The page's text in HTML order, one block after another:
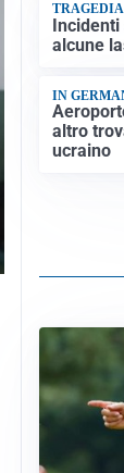
TRAGEDIA
Incidenti
alcune
IN
altro
ucraino